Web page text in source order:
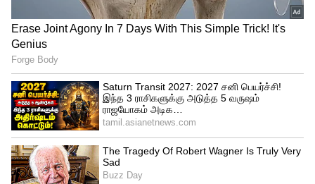
*M.V.Electrician – 1
*Copper & Tinsmith – 1
*Upholster – 1